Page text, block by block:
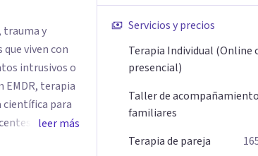
trauma y
que viven con
intrusivos o
EMDR, terapia
científica para
parejas y
cercano y
leer más
Servicios y precios
Terapia Individual (Online
presencial)
Taller de
familiares
Terapia de pareja